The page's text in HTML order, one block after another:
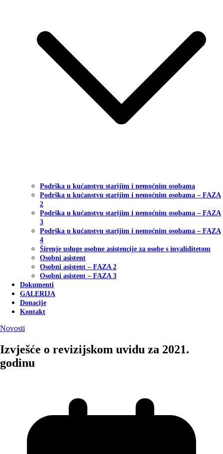
Podrška u kućanstvu starijim i nemoćnim osobama
Podrška u kućanstvu starijim i nemoćnim osobama – FAZA
2
Podrška u kućanstvu starijim i nemoćnim osobama – FAZA
3
Podrška u kućanstvu starijim i nemoćnim osobama – FAZA
4
Širenje usluge osobne asistencije za osobe s invaliditetom
Osobni asistent
Osobni asistent – FAZA 2
Osobni asistent – FAZA 3
Dokumenti
GALERIJA
Donacije
Kontakt
Novosti
Izvješće o revizijskom uvidu za 2021.
godinu